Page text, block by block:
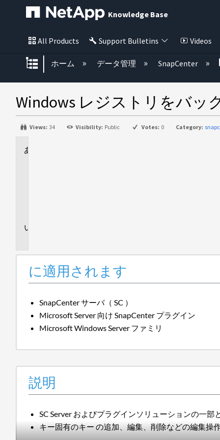
Knowledge Base
All Products Support Bulletins Videos
グローバル階層を展開/折りたた
ホーム データ管理 SnapCenter
Windows レジストリをバッ
Views: 34 Visibility: Public Votes: 0 Category:
に適用されます
SnapCenter サーバ（ SC ）
Microsoft Server 向け SnapCenter プラグイン
Microsoft Windows Server ファミリ
説明
SC Server およびプラグインソリューションの一
キー固有のキーの追加、編集、削除などの編集